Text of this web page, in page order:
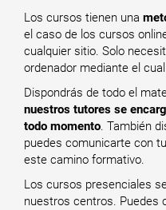
Los cursos tienen una
el caso de los cursos
cualquier sitio. Solo
ordenador mediante el
Dispondrás de todo el
nuestros tutores se
todo momento. También
puedes comunicarte con
este camino formativo.
Los cursos presenciales
nuestros centros. Puedes